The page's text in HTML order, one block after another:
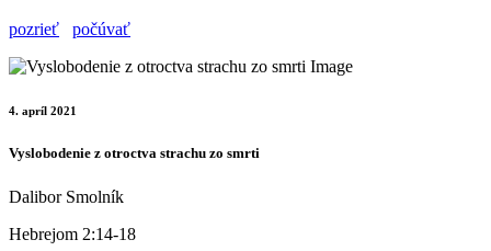
pozrieť
počúvať
4. apríl 2021
Vyslobodenie z otroctva strachu zo smrti
Dalibor Smolník
Hebrejom 2:14-18